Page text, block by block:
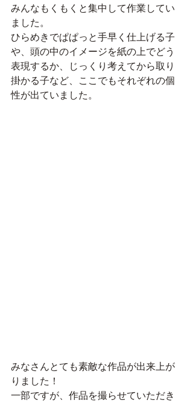
みんなもくもくと集中して作業してい
ました。
ひらめきでぱぱっと手早く仕上げる子
や、頭の中のイメージを紙の上でどう
表現するか、じっくり考えてから取り
掛かる子など、ここでもそれぞれの個
性が出ていました。
みなさんとても素敵な作品が出来上が
りました！
一部ですが、作品を撮らせていただき